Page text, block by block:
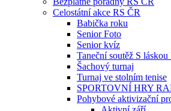
Celostátní akce RS ČR
Babička roku
Senior Foto
Senior kvíz
Taneční soutěž S láskou
Šachový turnaj
Turnaj ve stolním tenise
SPORTOVNÍ HRY
Pohybové aktivizační